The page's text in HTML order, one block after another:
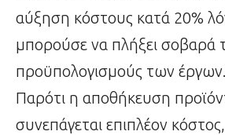
αύξηση κόστους κατά 20%
μπορούσε να πλήξει σοβαρά
προϋπολογισμούς των έργων.
Παρότι η αποθήκευση
συνεπάγεται επιπλέον